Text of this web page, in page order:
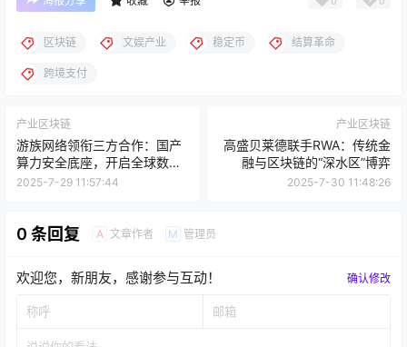
区块链 文娱产业 稳定币 结算革命
跨境支付
产业区块链
游族网络领衔三方合作：国产
算力安全底座，开启全球数字
经济新纪元
2025-7-29 11:57:44
产业区块链
高盛贝莱德联手RWA：传统金
融与区块链的“深水区”博弈
2025-7-30 11:48:26
0 条回复 A 文章作者 M 管理员
欢迎您，新朋友，感谢参与互动！ 确认修改